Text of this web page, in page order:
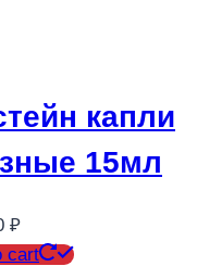
капли
15мл
₽
cart